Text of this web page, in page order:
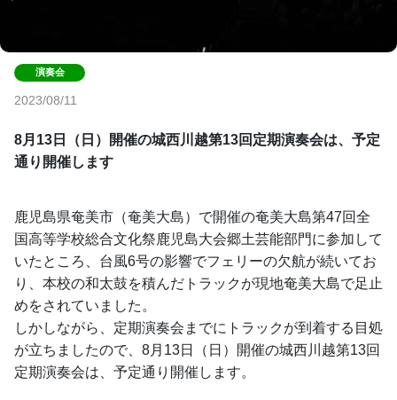
2023/08/11
8月13日（日）開催の城西川越第13回定期演奏会は、予定
通り開催します
鹿児島県奄美市（奄美大島）で開催の奄美大島第47回全
国高等学校総合文化祭鹿児島大会郷土芸能部門に参加して
いたところ、台風6号の影響でフェリーの欠航が続いてお
り、本校の和太鼓を積んだトラックが現地奄美大島で足止
めをされていました。
しかしながら、定期演奏会までにトラックが到着する目処
が立ちましたので、8月13日（日）開催の城西川越第13回
定期演奏会は、予定通り開催します。